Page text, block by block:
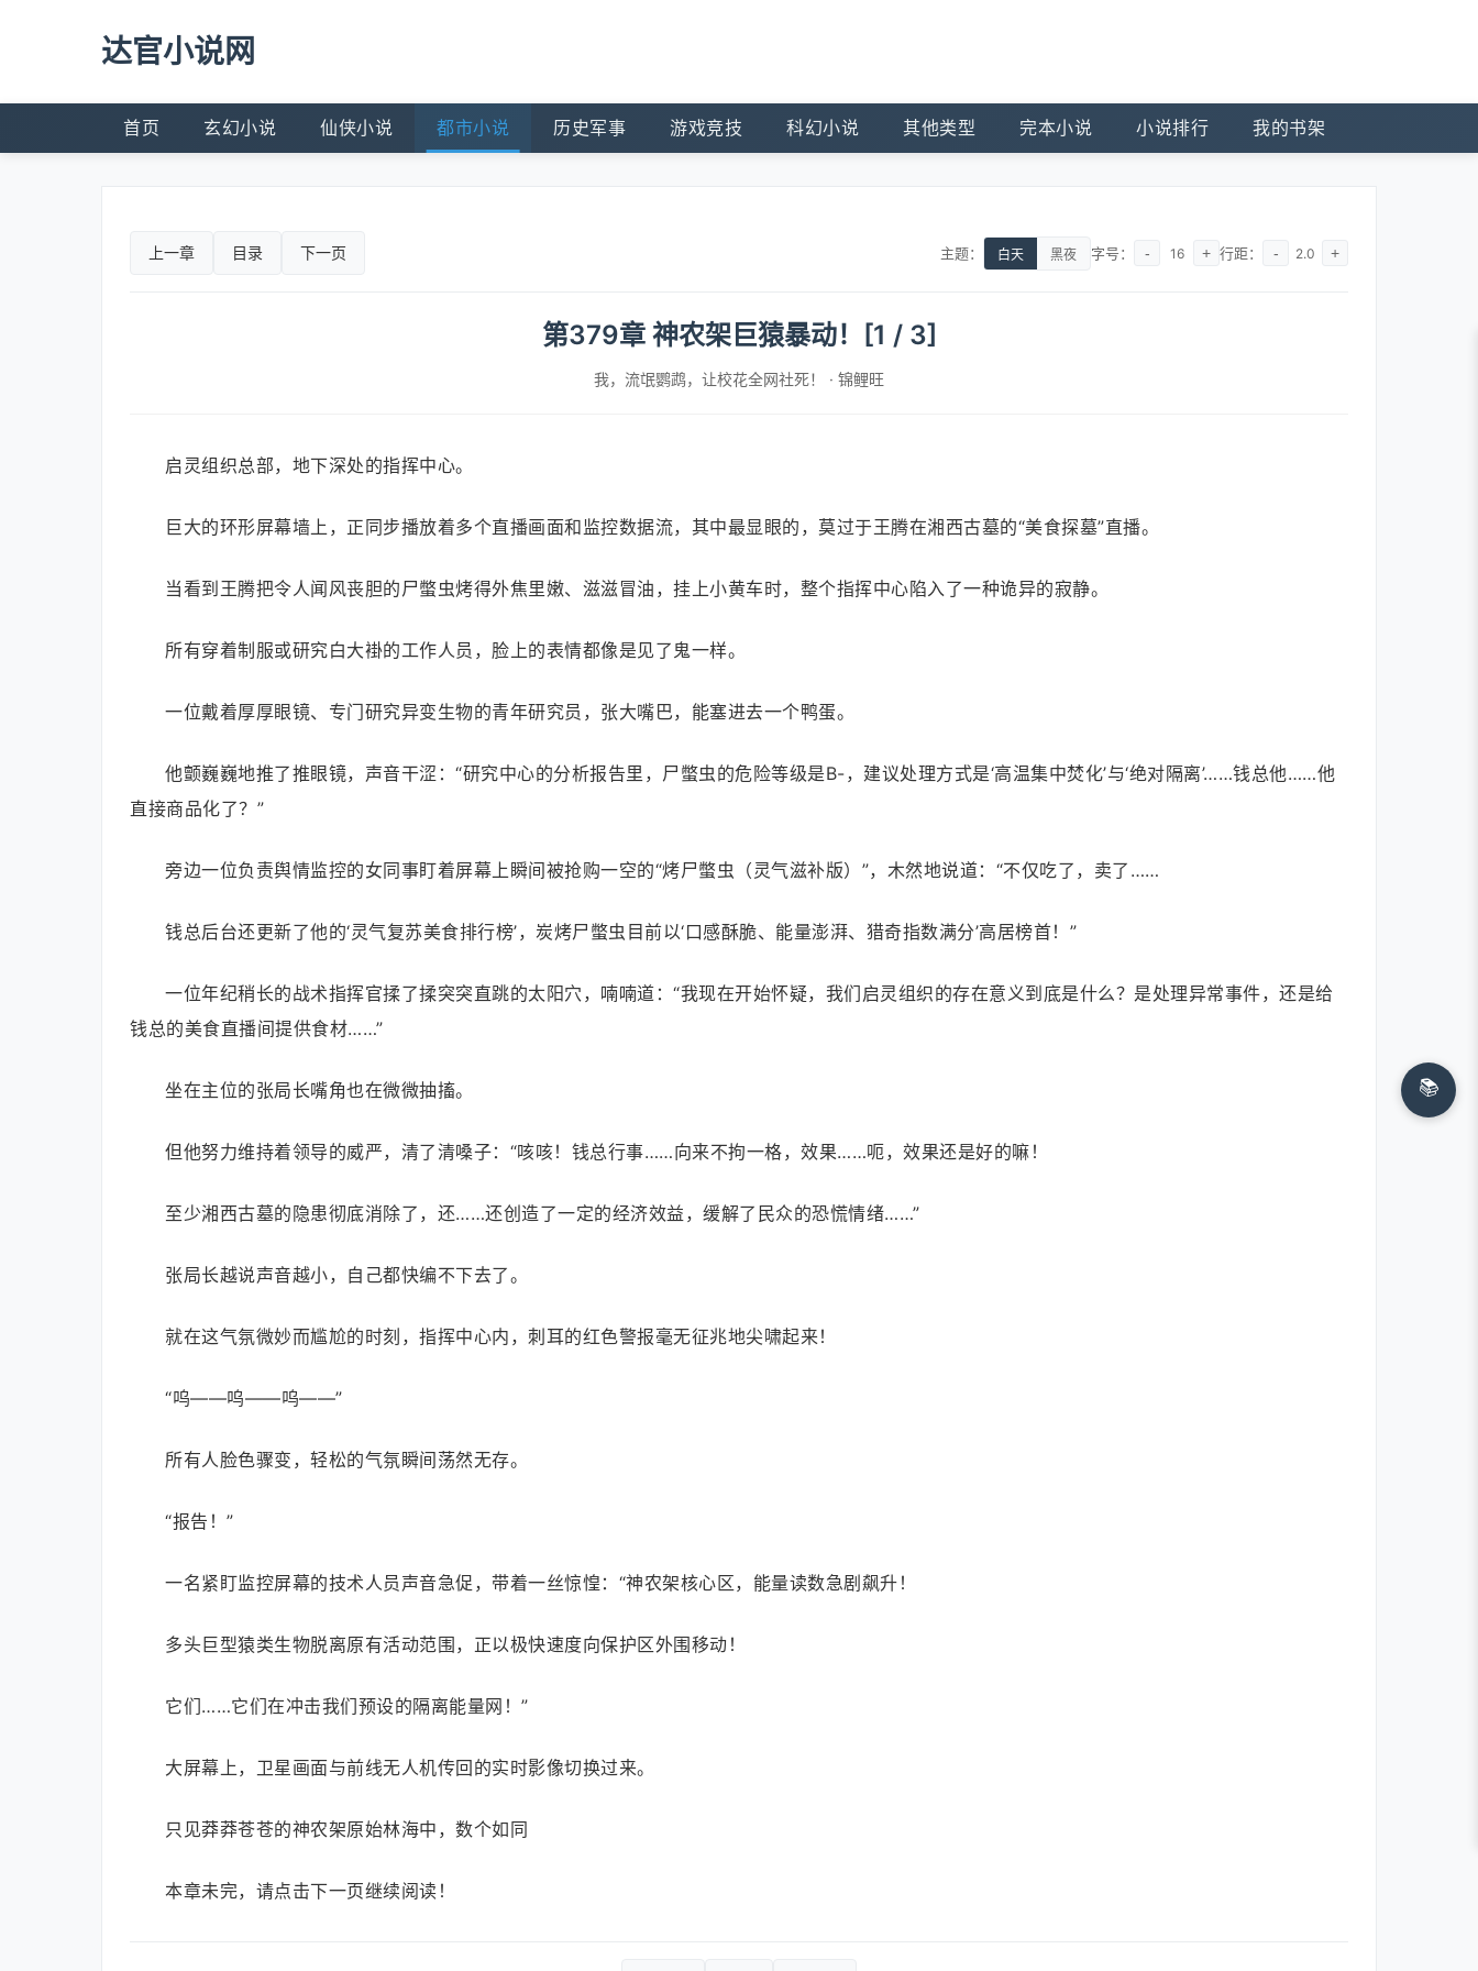
达官小说网
首页 玄幻小说 仙侠小说 都市小说 历史军事 游戏竞技 科幻小说 其他类型 完本小说 小说排行 我的书架
上一章 目录 下一页 主题： 白天 黑夜 字号： - 16 + 行距： - 2.0 +
第379章 神农架巨猿暴动！[1 / 3]
我，流氓鹦鹉，让校花全网社死！ · 锦鲤旺
启灵组织总部，地下深处的指挥中心。
巨大的环形屏幕墙上，正同步播放着多个直播画面和监控数据流，其中最显眼的，莫过于王腾在湘西古墓的“美食探墓”直播。
当看到王腾把令人闻风丧胆的尸蟞虫烤得外焦里嫩、滋滋冒油，挂上小黄车时，整个指挥中心陷入了一种诡异的寂静。
所有穿着制服或研究白大褂的工作人员，脸上的表情都像是见了鬼一样。
一位戴着厚厚眼镜、专门研究异变生物的青年研究员，张大嘴巴，能塞进去一个鸭蛋。
他颤巍巍地推了推眼镜，声音干涩：“研究中心的分析报告里，尸蟞虫的危险等级是B-，建议处理方式是‘高温集中焚化’与‘绝对隔离’……钱总他……他
直接商品化了？”
旁边一位负责舆情监控的女同事盯着屏幕上瞬间被抢购一空的“烤尸蟞虫（灵气滋补版）”，木然地说道：“不仅吃了，卖了……
钱总后台还更新了他的‘灵气复苏美食排行榜’，炭烤尸蟞虫目前以‘口感酥脆、能量澎湃、猎奇指数满分’高居榜首！”
一位年纪稍长的战术指挥官揉了揉突突直跳的太阳穴，喃喃道：“我现在开始怀疑，我们启灵组织的存在意义到底是什么？是处理异常事件，还是给
钱总的美食直播间提供食材……”
坐在主位的张局长嘴角也在微微抽搐。
但他努力维持着领导的威严，清了清嗓子：“咳咳！钱总行事……向来不拘一格，效果……呃，效果还是好的嘛！
至少湘西古墓的隐患彻底消除了，还……还创造了一定的经济效益，缓解了民众的恐慌情绪……”
张局长越说声音越小，自己都快编不下去了。
就在这气氛微妙而尴尬的时刻，指挥中心内，刺耳的红色警报毫无征兆地尖啸起来！
“呜——呜——呜——”
所有人脸色骤变，轻松的气氛瞬间荡然无存。
“报告！”
一名紧盯监控屏幕的技术人员声音急促，带着一丝惊惶：“神农架核心区，能量读数急剧飙升！
多头巨型猿类生物脱离原有活动范围，正以极快速度向保护区外围移动！
它们……它们在冲击我们预设的隔离能量网！”
大屏幕上，卫星画面与前线无人机传回的实时影像切换过来。
只见莽莽苍苍的神农架原始林海中，数个如同
本章未完，请点击下一页继续阅读！
📚